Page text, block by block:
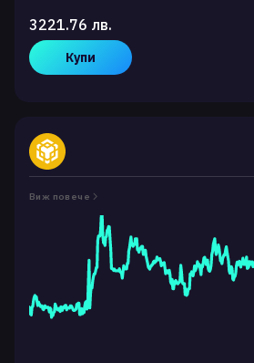
3221.76 лв.
Купи
Виж повече